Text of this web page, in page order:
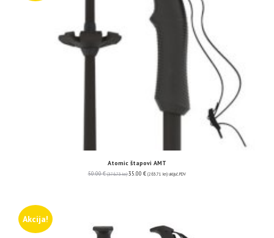
Atomic štapovi AMT
50.00€ (376.73 kn) 35.00 € (263.71 kn) uključ. PDV
Akcija!